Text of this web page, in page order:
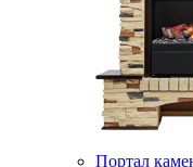
Портал